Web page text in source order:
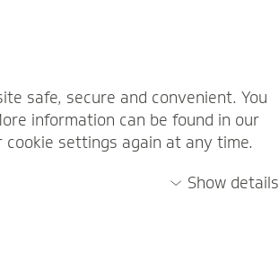
safe, secure and convenient. You
information can be found in our
settings again at any time.
Show details